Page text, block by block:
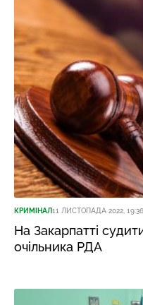
КРИМІНАЛ11 ЛИСТОПАДА 2022, 19:36
На Закарпатті
очільника РДА